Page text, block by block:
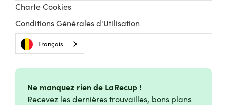
Charte Cookies
Conditions Générales d'Utilisation
Français
Ne manquez rien de LaRecup !
Recevez les dernières trouvailles, bons plans